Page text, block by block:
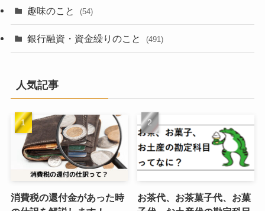
趣味のこと (54)
銀行融資・資金繰りのこと (491)
人気記事
消費税の還付金があった時
お茶代、お茶菓子代、お菓